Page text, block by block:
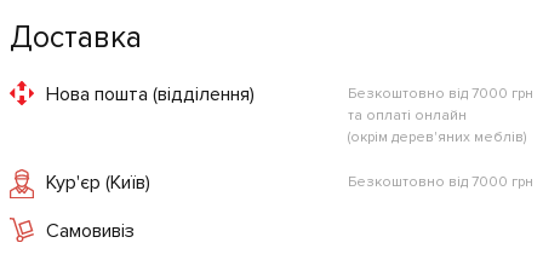
Доставка
Нова пошта (відділення)
Безкоштовно від 7000 грн
та оплаті онлайн
(окрім дерев'яних меблів)
Кур'єр (Київ) Безкоштовно від 7000 грн
Самовивіз